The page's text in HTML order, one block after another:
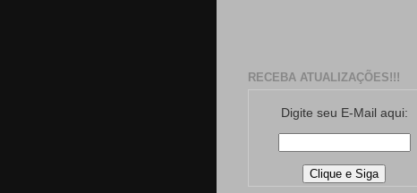
RECEBA ATUALIZAÇÕES!!!
Digite seu E-Mail aqui: